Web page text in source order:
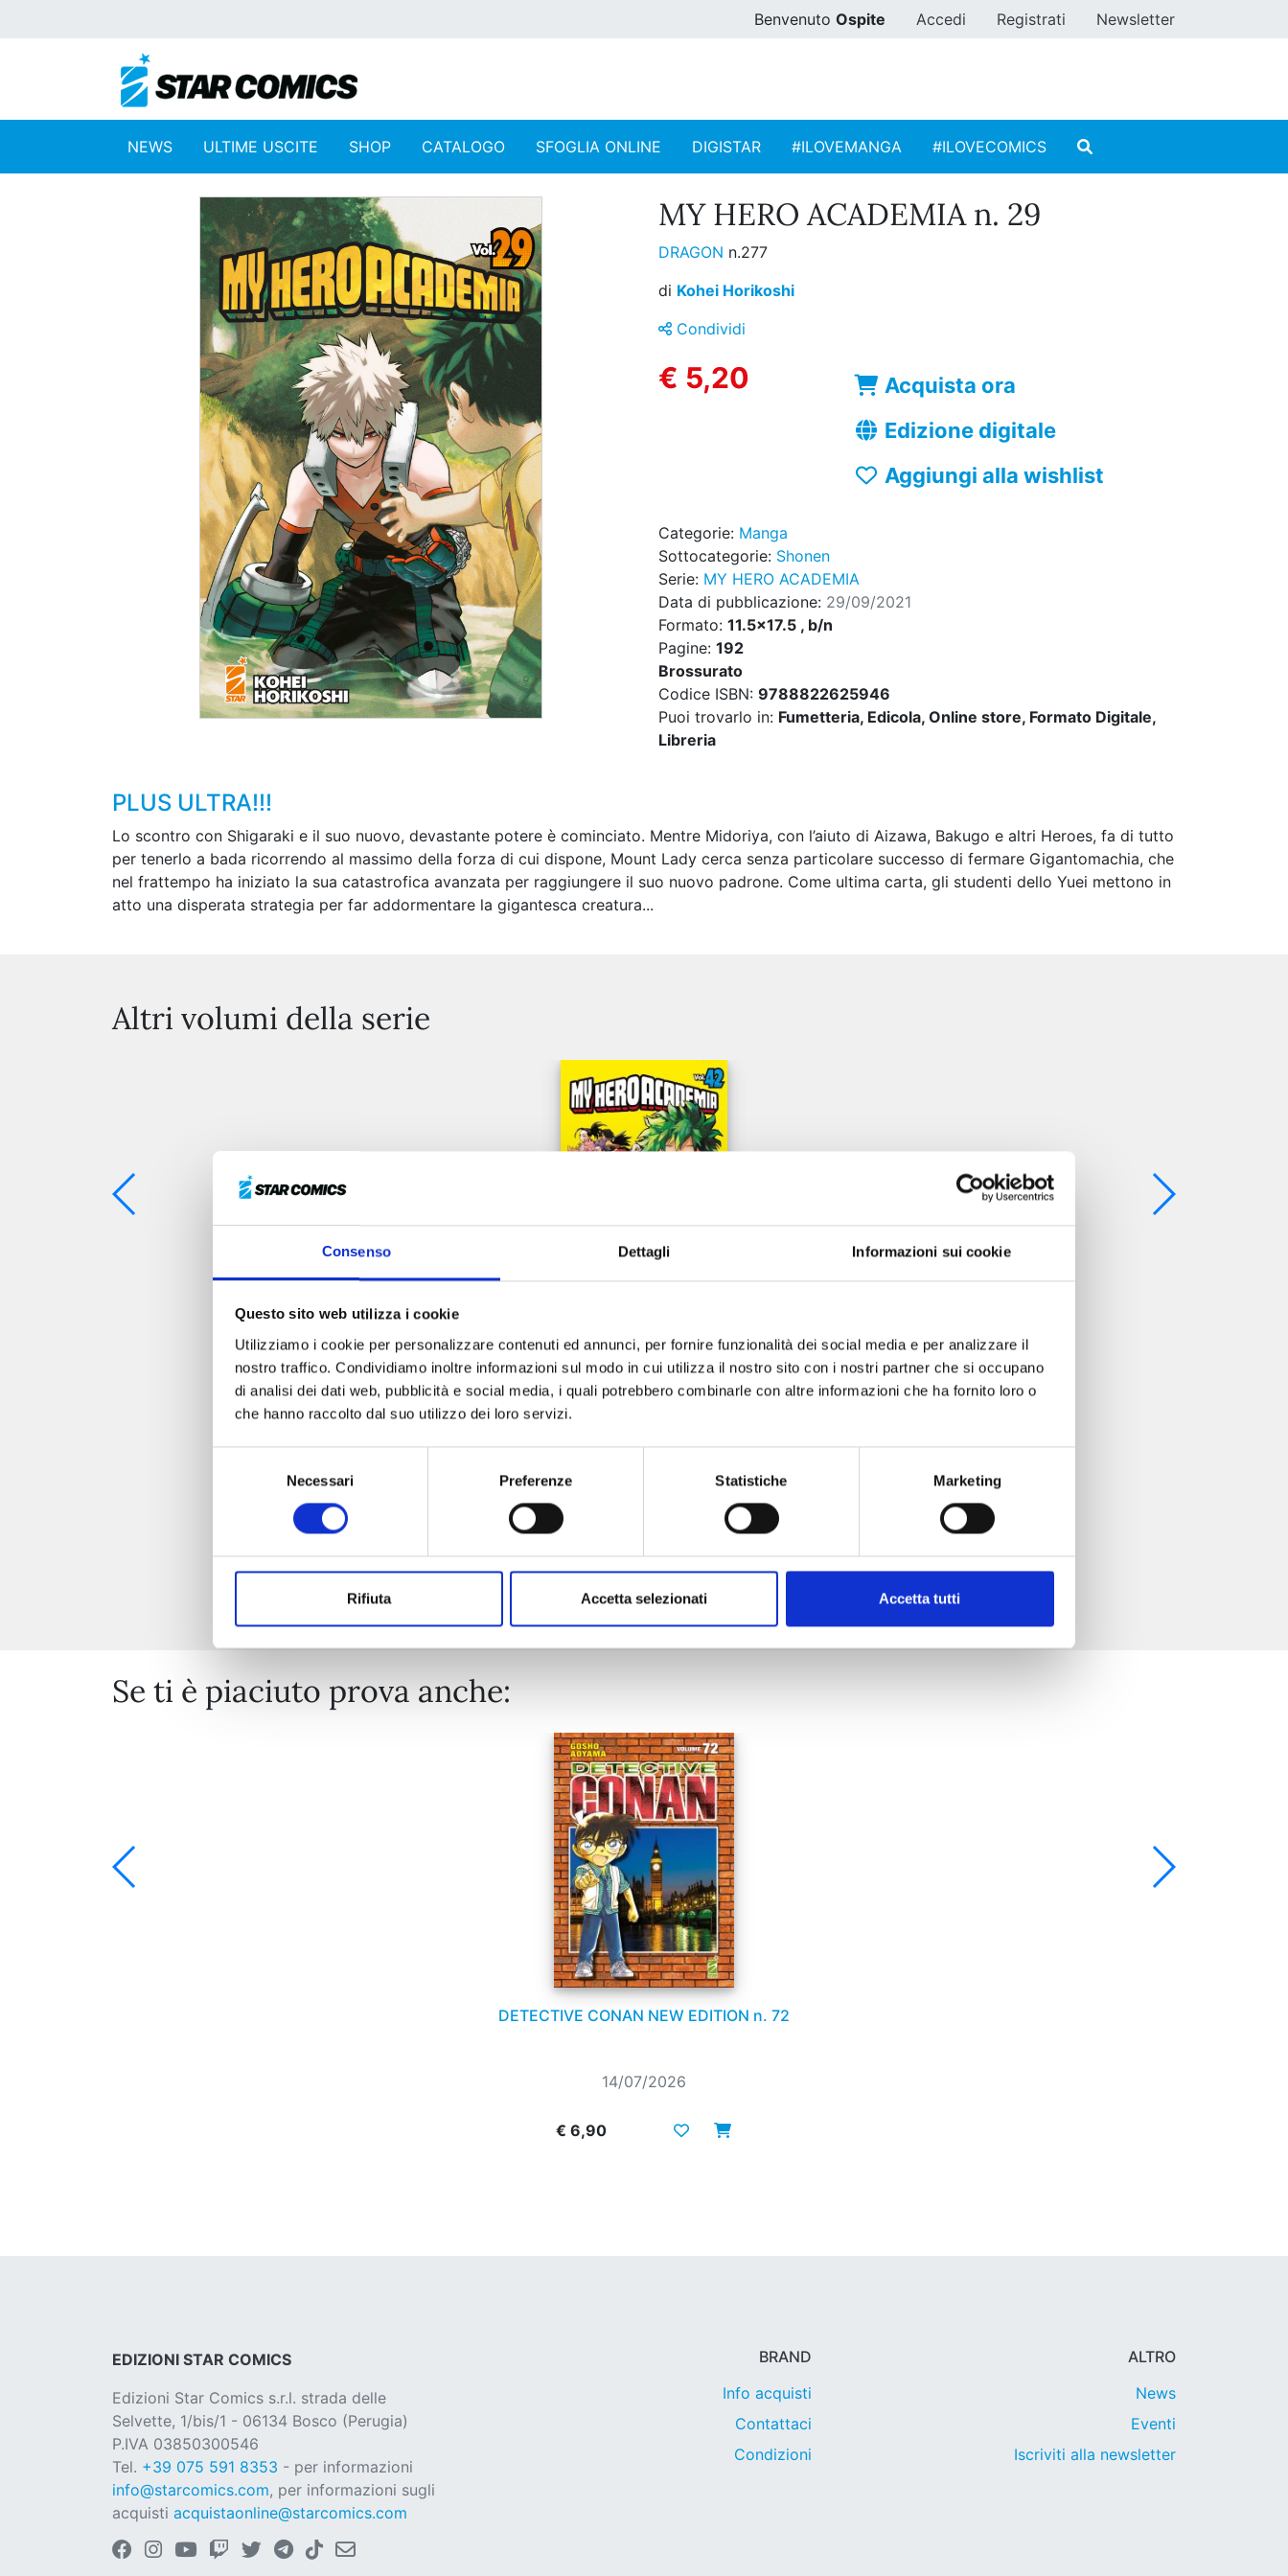
Consenso Dettagli Informazioni sui cookie
Questo sito web utilizza i cookie
Utilizziamo i cookie per personalizzare contenuti ed annunci, per fornire funzionalità dei social media e per analizzare il
nostro traffico. Condividiamo inoltre informazioni sul modo in cui utilizza il nostro sito con i nostri partner che si occupano
di analisi dei dati web, pubblicità e social media, i quali potrebbero combinarle con altre informazioni che ha fornito loro o
che hanno raccolto dal suo utilizzo dei loro servizi.
Necessari Preferenze Statistiche Marketing
Rifiuta Accetta selezionati Accetta tutti
Benvenuto Ospite Accedi Registrati Newsletter
NEWS ULTIME USCITE SHOP CATALOGO SFOGLIA ONLINE DIGISTAR #ILOVEMANGA #ILOVECOMICS
MY HERO ACADEMIA n. 29
DRAGON n.277
di Kohei Horikoshi
Condividi
€ 5,20
Acquista ora
Edizione digitale
Aggiungi alla wishlist
Categorie: Manga
Sottocategorie: Shonen
Serie: MY HERO ACADEMIA
Data di pubblicazione: 29/09/2021
Formato: 11.5x17.5 , b/n
Pagine: 192
Brossurato
Codice ISBN: 9788822625946
Puoi trovarlo in: Fumetteria, Edicola, Online store, Formato Digitale,
Libreria
PLUS ULTRA!!!
Lo scontro con Shigaraki e il suo nuovo, devastante potere è cominciato. Mentre Midoriya, con l’aiuto di Aizawa, Bakugo e altri Heroes, fa di tutto
per tenerlo a bada ricorrendo al massimo della forza di cui dispone, Mount Lady cerca senza particolare successo di fermare Gigantomachia, che
nel frattempo ha iniziato la sua catastrofica avanzata per raggiungere il suo nuovo padrone. Come ultima carta, gli studenti dello Yuei mettono in
atto una disperata strategia per far addormentare la gigantesca creatura...
Altri volumi della serie
MY HERO ACADEMIA n. 42
Mostra tutto
Se ti è piaciuto prova anche:
DETECTIVE CONAN NEW EDITION n. 72
14/07/2026
€ 6,90
EDIZIONI STAR COMICS
Edizioni Star Comics s.r.l. strada delle
Selvette, 1/bis/1 - 06134 Bosco (Perugia)
P.IVA 03850300546
Tel. +39 075 591 8353 - per informazioni
info@starcomics.com, per informazioni sugli
acquisti acquistaonline@starcomics.com
BRAND
Info acquisti
Contattaci
Condizioni
ALTRO
News
Eventi
Iscriviti alla newsletter